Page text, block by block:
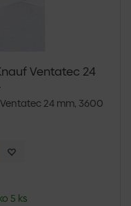
Ventatec 24
24 mm, 3600
5 ks